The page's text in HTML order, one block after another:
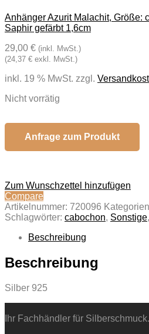
Anhänger Azurit Malachit, Größe:
Saphir gefärbt 1,6cm
29,00 € (inkl. MwSt.)
(24,37 € exkl. MwSt.)
inkl. 19 % MwSt. zzgl.
Nicht vorrätig
Anfrage zum Produkt
Zum Wunschzettel hinzufügen
Compare
Artikelnummer: 720096
Schlagwörter: cabochon, Sonstige,
Beschreibung
Beschreibung
Silber 925
Ihr Fachhändler für Silberschmuck.